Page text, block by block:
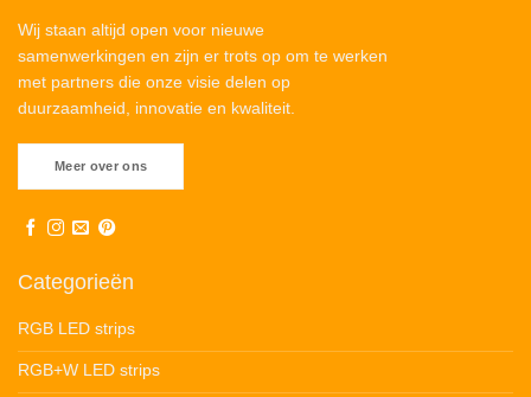
Wij staan altijd open voor nieuwe
samenwerkingen en zijn er trots op om te werken
met partners die onze visie delen op
duurzaamheid, innovatie en kwaliteit.
Meer over ons
Categorieën
RGB LED strips
RGB+W LED strips